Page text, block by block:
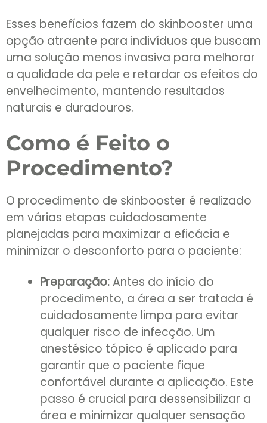
Esses benefícios fazem do skinbooster uma
opção atraente para indivíduos que buscam
uma solução menos invasiva para melhorar
a qualidade da pele e retardar os efeitos do
envelhecimento, mantendo resultados
naturais e duradouros.
Como é Feito o
Procedimento?
O procedimento de skinbooster é realizado
em várias etapas cuidadosamente
planejadas para maximizar a eficácia e
minimizar o desconforto para o paciente:
Preparação:Antes do início do
procedimento, a área a ser tratada é
cuidadosamente limpa para evitar
qualquer risco de infecção. Um
anestésico tópico é aplicado para
garantir que o paciente fique
confortável durante a aplicação. Este
passo é crucial para dessensibilizar a
área e minimizar qualquer sensação